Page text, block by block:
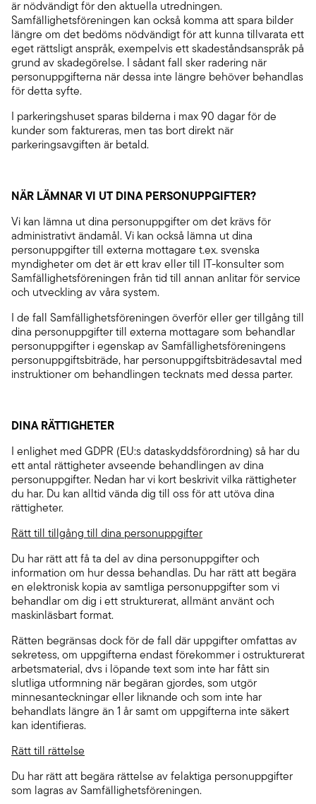
är nödvändigt för den aktuella utredningen.
Samfällighetsföreningen kan också komma att spara bilder
längre om det bedöms nödvändigt för att kunna tillvarata ett
eget rättsligt anspråk, exempelvis ett skadeståndsanspråk på
grund av skadegörelse. I sådant fall sker radering när
personuppgifterna när dessa inte längre behöver behandlas
för detta syfte.
I parkeringshuset sparas bilderna i max 90 dagar för de
kunder som faktureras, men tas bort direkt när
parkeringsavgiften är betald.
NÄR LÄMNAR VI UT DINA PERSONUPPGIFTER?
Vi kan lämna ut dina personuppgifter om det krävs för
administrativt ändamål. Vi kan också lämna ut dina
personuppgifter till externa mottagare t.ex. svenska
myndigheter om det är ett krav eller till IT-konsulter som
Samfällighetsföreningen från tid till annan anlitar för service
och utveckling av våra system.
I de fall Samfällighetsföreningen överför eller ger tillgång till
dina personuppgifter till externa mottagare som behandlar
personuppgifter i egenskap av Samfällighetsföreningens
personuppgiftsbiträde, har personuppgiftsbiträdesavtal med
instruktioner om behandlingen tecknats med dessa parter.
DINA RÄTTIGHETER
I enlighet med GDPR (EU:s dataskyddsförordning) så har du
ett antal rättigheter avseende behandlingen av dina
personuppgifter. Nedan har vi kort beskrivit vilka rättigheter
du har. Du kan alltid vända dig till oss för att utöva dina
rättigheter.
Rätt till tillgång till dina personuppgifter
Du har rätt att få ta del av dina personuppgifter och
information om hur dessa behandlas. Du har rätt att begära
en elektronisk kopia av samtliga personuppgifter som vi
behandlar om dig i ett strukturerat, allmänt använt och
maskinläsbart format.
Rätten begränsas dock för de fall där uppgifter omfattas av
sekretess, om uppgifterna endast förekommer i ostrukturerat
arbetsmaterial, dvs i löpande text som inte har fått sin
slutliga utformning när begäran gjordes, som utgör
minnesanteckningar eller liknande och som inte har
behandlats längre än 1 år samt om uppgifterna inte säkert
kan identifieras.
Rätt till rättelse
Du har rätt att begära rättelse av felaktiga personuppgifter
som lagras av Samfällighetsföreningen.